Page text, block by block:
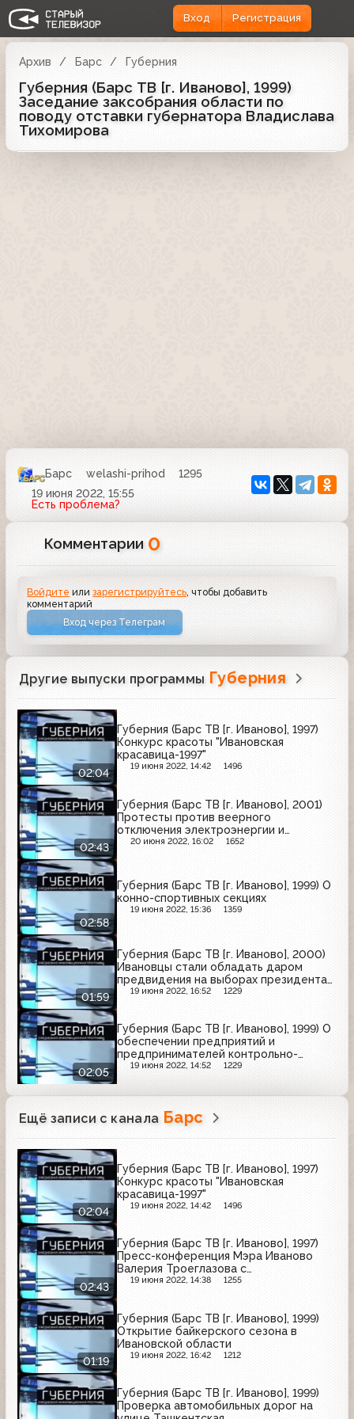
Вход Регистрация
Архив Барс Губерния
Губерния (Барс ТВ [г. Иваново], 1999)
Заседание заксобрания области по
поводу отставки губернатора Владислава
Тихомирова
Барс welashi-prihod
1295
19 июня 2022, 15:55
Есть проблема?
Комментарии 0
Войдите илизарегистрируйтесь , чтобы добавить
комментарий
Вход через Телеграм
Другие выпуски программы Губерния
02:04
Губерния (Барс ТВ [г. Иваново], 1997)
Конкурс красоты "Ивановская
красавица-1997"
19 июня 2022, 14:42 1496
02:43
Губерния (Барс ТВ [г. Иваново], 2001)
Протесты против веерного
отключения электроэнергии и
водоснабжения
20 июня 2022, 16:02 1652
02:58
Губерния (Барс ТВ [г. Иваново], 1999) О
конно-спортивных секциях
19 июня 2022, 15:36 1359
01:59
Губерния (Барс ТВ [г. Иваново], 2000)
Ивановцы стали обладать даром
предвидения на выборах президента
России
19 июня 2022, 16:52 1229
02:05
Губерния (Барс ТВ [г. Иваново], 1999) О
обеспечении предприятий и
предпринимателей контрольно-
кассовыми машинами
19 июня 2022, 14:52 1229
Ещё записи с канала Барс
02:04
Губерния (Барс ТВ [г. Иваново], 1997)
Конкурс красоты "Ивановская
красавица-1997"
19 июня 2022, 14:42 1496
02:43
Губерния (Барс ТВ [г. Иваново], 1997)
Пресс-конференция Мэра Иваново
Валерия Троеглазова с
представителями СМИ
19 июня 2022, 14:38 1255
01:19
Губерния (Барс ТВ [г. Иваново], 1999)
Открытие байкерского сезона в
Ивановской области
19 июня 2022, 16:42 1212
Губерния (Барс ТВ [г. Иваново], 1999)
Проверка автомобильных дорог на